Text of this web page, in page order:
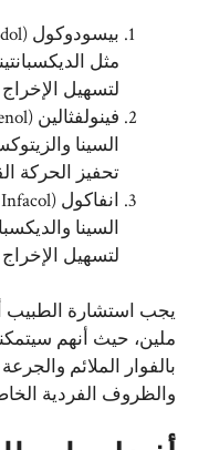
مثل
لتسهيل
السينا
تحفيز الحركة
السينا
لتسهيل
يجب استشارة الطبيب
ملين، حيث أنهم
بالفوار الملائم
والظروف الفردية